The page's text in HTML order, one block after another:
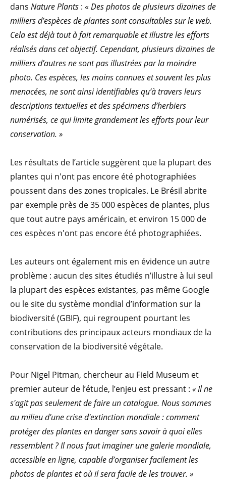
dans Nature Plants : « Des photos de plusieurs dizaines de
milliers d’espèces de plantes sont consultables sur le web.
Cela est déjà tout à fait remarquable et illustre les efforts
réalisés dans cet objectif. Cependant, plusieurs dizaines de
milliers d’autres ne sont pas illustrées par la moindre
photo. Ces espèces, les moins connues et souvent les plus
menacées, ne sont ainsi identifiables qu’à travers leurs
descriptions textuelles et des spécimens d’herbiers
numérisés, ce qui limite grandement les efforts pour leur
conservation. »
Les résultats de l’article suggèrent que la plupart des
plantes qui n'ont pas encore été photographiées
poussent dans des zones tropicales. Le Brésil abrite
par exemple près de 35 000 espèces de plantes, plus
que tout autre pays américain, et environ 15 000 de
ces espèces n'ont pas encore été photographiées.
Les auteurs ont également mis en évidence un autre
problème : aucun des sites étudiés n’illustre à lui seul
la plupart des espèces existantes, pas même Google
ou le site du système mondial d’information sur la
biodiversité (GBIF), qui regroupent pourtant les
contributions des principaux acteurs mondiaux de la
conservation de la biodiversité végétale.
Pour Nigel Pitman, chercheur au Field Museum et
premier auteur de l’étude, l’enjeu est pressant : « Il ne
s'agit pas seulement de faire un catalogue. Nous sommes
au milieu d'une crise d'extinction mondiale : comment
protéger des plantes en danger sans savoir à quoi elles
ressemblent ? Il nous faut imaginer une galerie mondiale,
accessible en ligne, capable d’organiser facilement les
photos de plantes et où il sera facile de les trouver. »